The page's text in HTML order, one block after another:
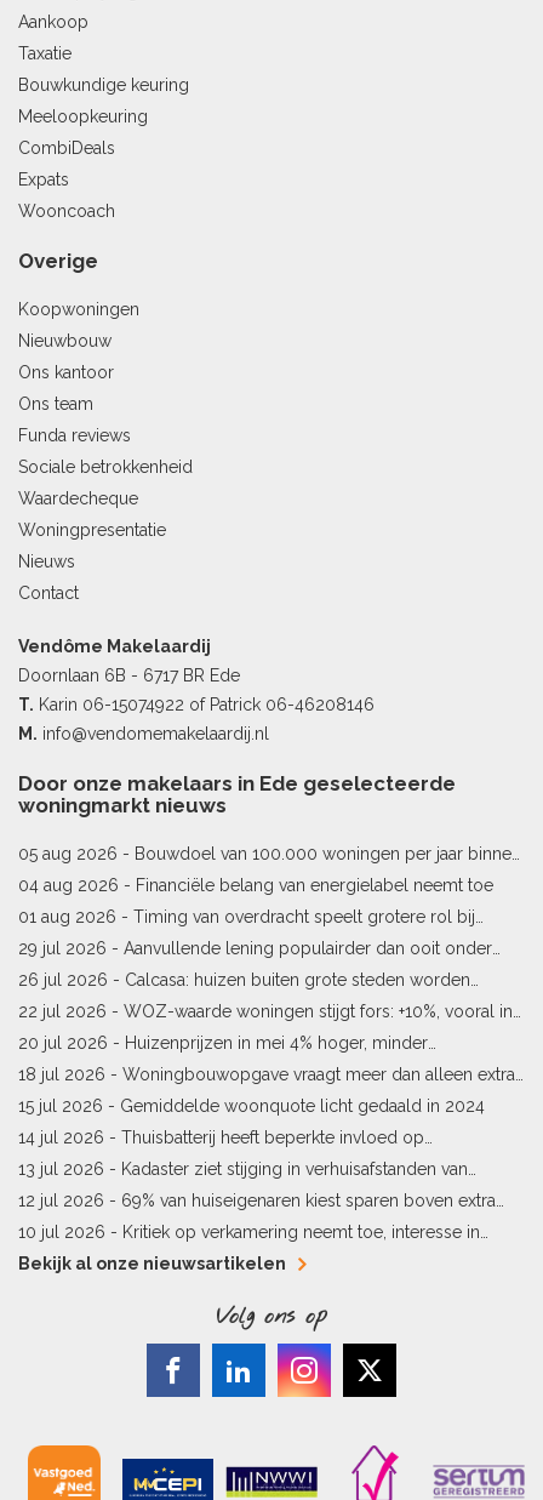
Aankoop
Taxatie
Bouwkundige keuring
Meeloopkeuring
CombiDeals
Expats
Wooncoach
Overige
Koopwoningen
Nieuwbouw
Ons kantoor
Ons team
Funda reviews
Sociale betrokkenheid
Waardecheque
Woningpresentatie
Nieuws
Contact
Vendôme Makelaardij
Doornlaan 6B - 6717 BR Ede
T. Karin 06-15074922 of Patrick 06-46208146
M. info@vendomemakelaardij.nl
Door onze makelaars in Ede geselecteerde
woningmarkt nieuws
05 aug 2026 - Bouwdoel van 100.000 woningen per jaar binnen
bereik
04 aug 2026 - Financiële belang van energielabel neemt toe
01 aug 2026 - Timing van overdracht speelt grotere rol bij
woningprijs
29 jul 2026 - Aanvullende lening populairder dan ooit onder
starters
26 jul 2026 - Calcasa: huizen buiten grote steden worden
sneller meer waard
22 jul 2026 - WOZ-waarde woningen stijgt fors: +10%, vooral in
Limburg en Pekela
20 jul 2026 - Huizenprijzen in mei 4% hoger, minder
woningverkopen
18 jul 2026 - Woningbouwopgave vraagt meer dan alleen extra
vergunningen
15 jul 2026 - Gemiddelde woonquote licht gedaald in 2024
14 jul 2026 - Thuisbatterij heeft beperkte invloed op
energielabel
13 jul 2026 - Kadaster ziet stijging in verhuisafstanden van
kopers
12 jul 2026 - 69% van huiseigenaren kiest sparen boven extra
hypotheekaflossing
10 jul 2026 - Kritiek op verkamering neemt toe, interesse in
alternatieven stijgt
Bekijk al onze nieuwsartikelen
Volg ons op